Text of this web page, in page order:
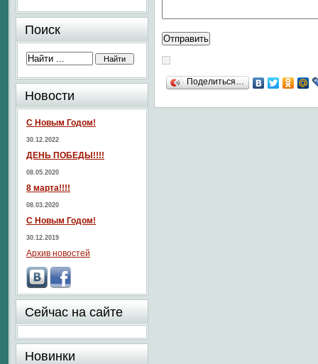
Поделиться…
Поиск
Новости
С Новым Годом!
30.12.2022
ДЕНЬ ПОБЕДЫ!!!!
08.05.2020
8 марта!!!!
08.03.2020
С Новым Годом!
30.12.2019
Архив новостей
Сейчас на сайте
Новинки